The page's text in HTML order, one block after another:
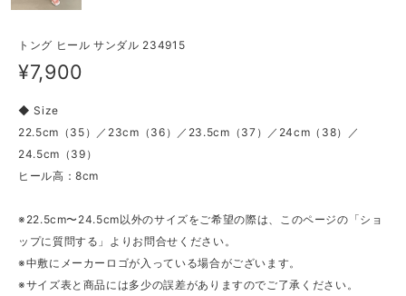
トング ヒール サンダル 234915
¥7,900
◆ Size
22.5cm（35）／23cm（36）／23.5cm（37）／24cm（38）／
24.5cm（39）
ヒール高：8cm
※22.5cm〜24.5cm以外のサイズをご希望の際は、このページの「ショ
ップに質問する」よりお問合せください。
※中敷にメーカーロゴが入っている場合がございます。
※サイズ表と商品には多少の誤差がありますのでご了承ください。